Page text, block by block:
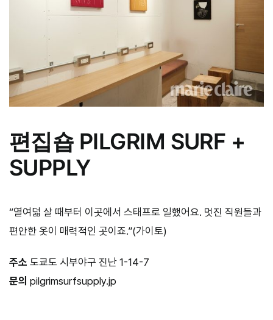
편집숍 PILGRIM SURF +
SUPPLY
“열여덟 살 때부터 이곳에서 스태프로 일했어요. 멋진 직원들과
편안한 옷이 매력적인 곳이죠.”(가이토)
주소 도쿄도 시부야구 진난 1-14-7
문의 pilgrimsurfsupply.jp